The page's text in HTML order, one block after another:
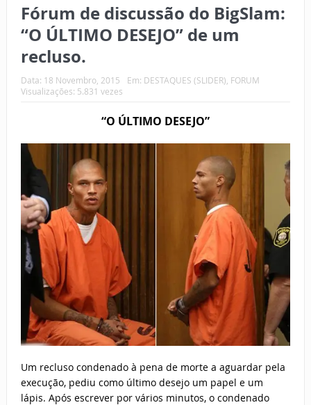
Fórum de discussão do BigSlam:
“O ÚLTIMO DESEJO” de um
recluso.
Data: 18 Novembro, 2015 Em: DESTAQUES (SLIDER) FORUM
Visualizações: 5.831 vezes
“O ÚLTIMO DESEJO”
Um recluso condenado à pena de morte a aguardar pela
execução, pediu como último desejo um papel e um
lápis. Após escrever por vários minutos, o condenado